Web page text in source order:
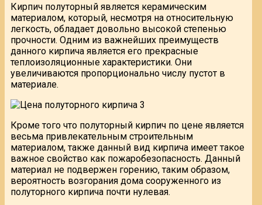
Кирпич полуторный является керамическим
материалом, который, несмотря на относительную
легкость, обладает довольно высокой степенью
прочности. Одним из важнейших преимуществ
данного кирпича является его прекрасные
теплоизоляционные характеристики. Они
увеличиваются пропорционально числу пустот в
материале.
Кроме того что полуторный кирпич по цене является
весьма привлекательным строительным
материалом, также данный вид кирпича имеет такое
важное свойство как пожаробезопасность. Данный
материал не подвержен горению, таким образом,
вероятность возгорания дома сооруженного из
полуторного кирпича почти нулевая.